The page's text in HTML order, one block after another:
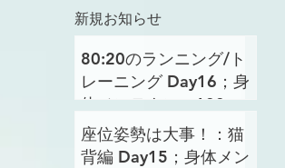
新規お知らせ
80:20のランニング/ト
レーニング Day16；身
体メンテナンス100日
プロジェクト
座位姿勢は大事！：猫
背編 Day15；身体メン